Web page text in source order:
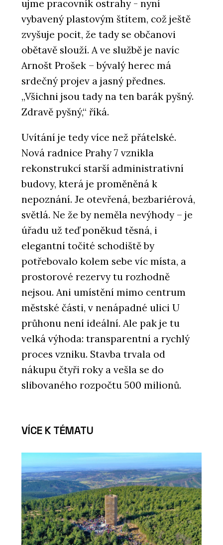
ujme pracovník ostrahy - nyní
vybavený plastovým štítem, což ještě
zvyšuje pocit, že tady se občanovi
obětavě slouží. A ve službě je navíc
Arnošt Prošek – bývalý herec má
srdečný projev a jasný přednes.
„Všichni jsou tady na ten barák pyšný.
Zdravě pyšný,“ říká.
Uvítání je tedy více než přátelské.
Nová radnice Prahy 7 vznikla
rekonstrukcí starší administrativní
budovy, která je proměněná k
nepoznání. Je otevřená, bezbariérová,
světlá. Ne že by neměla nevýhody – je
úřadu už teď poněkud těsná, i
elegantní točité schodiště by
potřebovalo kolem sebe víc místa, a
prostorové rezervy tu rozhodně
nejsou. Ani umístění mimo centrum
městské části, v nenápadné ulici U
průhonu není ideální. Ale pak je tu
velká výhoda: transparentní a rychlý
proces vzniku. Stavba trvala od
nákupu čtyři roky a vešla se do
slibovaného rozpočtu 500 milionů.
VÍCE K TÉMATU